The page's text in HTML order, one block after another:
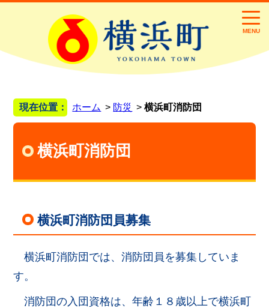
MENU
現在位置： ホーム 防災 横浜町消防団
横浜町消防団
横浜町消防団員募集
横浜町消防団では、消防団員を募集していま
す。
消防団の入団資格は、年齢１８歳以上で横浜町